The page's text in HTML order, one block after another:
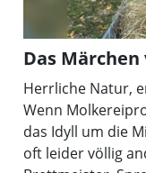
Das
Herrliche Natur,
Wenn
das Idyll um die
oft leider völlig